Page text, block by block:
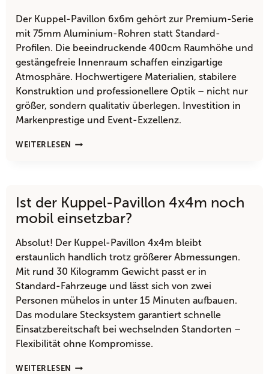
Der Kuppel-Pavillon 6x6m gehört zur Premium-Serie
mit 75mm Aluminium-Rohren statt Standard-
Profilen. Die beeindruckende 400cm Raumhöhe und
gestängefreie Innenraum schaffen einzigartige
Atmosphäre. Hochwertigere Materialien, stabilere
Konstruktion und professionellere Optik – nicht nur
größer, sondern qualitativ überlegen. Investition in
Markenprestige und Event-Exzellenz.
WEITERLESEN
WAS
6X6M
VON
KLEINEREN
Ist der Kuppel-Pavillon 4x4m noch
mobil einsetzbar?
Absolut! Der Kuppel-Pavillon 4x4m bleibt
erstaunlich handlich trotz größerer Abmessungen.
Mit rund 30 Kilogramm Gewicht passt er in
Standard-Fahrzeuge und lässt sich von zwei
Personen mühelos in unter 15 Minuten aufbauen.
Das modulare Stecksystem garantiert schnelle
Einsatzbereitschaft bei wechselnden Standorten –
Flexibilität ohne Kompromisse.
WEITERLESEN
IST